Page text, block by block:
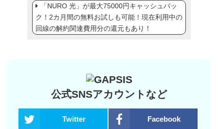
「NURO 光」が最大75000円キャッシュバッ
ク！2カ月間の無料お試しも可能！現在利用中の
回線の解約関連費用分の還元もあり！
公式SNSアカウントなど
Twitter Facebook